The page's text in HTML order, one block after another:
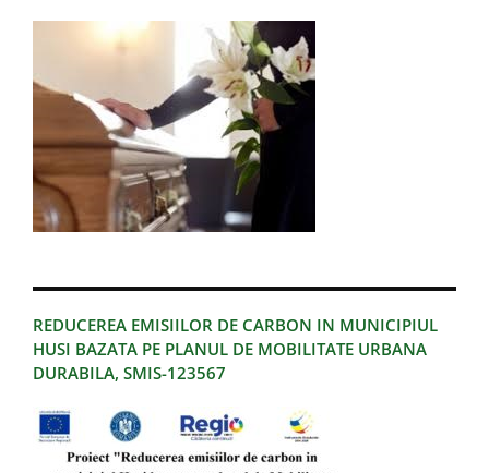
REDUCEREA EMISIILOR DE CARBON IN MUNICIPIUL
HUSI BAZATA PE PLANUL DE MOBILITATE URBANA
DURABILA, SMIS-123567